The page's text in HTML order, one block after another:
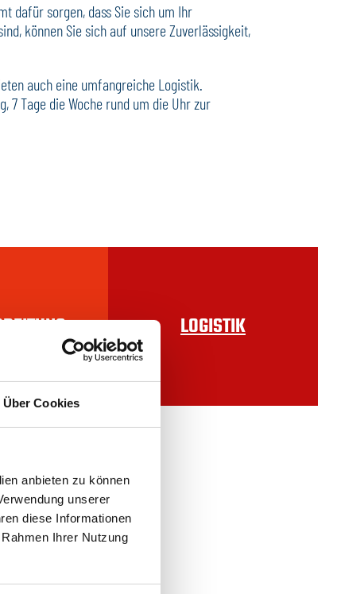
Über Cookies
anbieten zu können
unserer
diese Informationen
Ihrer Nutzung
dafür sorgen, dass Sie sich um Ihr
können Sie sich auf unsere Zuverlässigkeit,
auch eine umfangreiche Logistik.
7 Tage die Woche rund um die Uhr zur
LOGISTIK